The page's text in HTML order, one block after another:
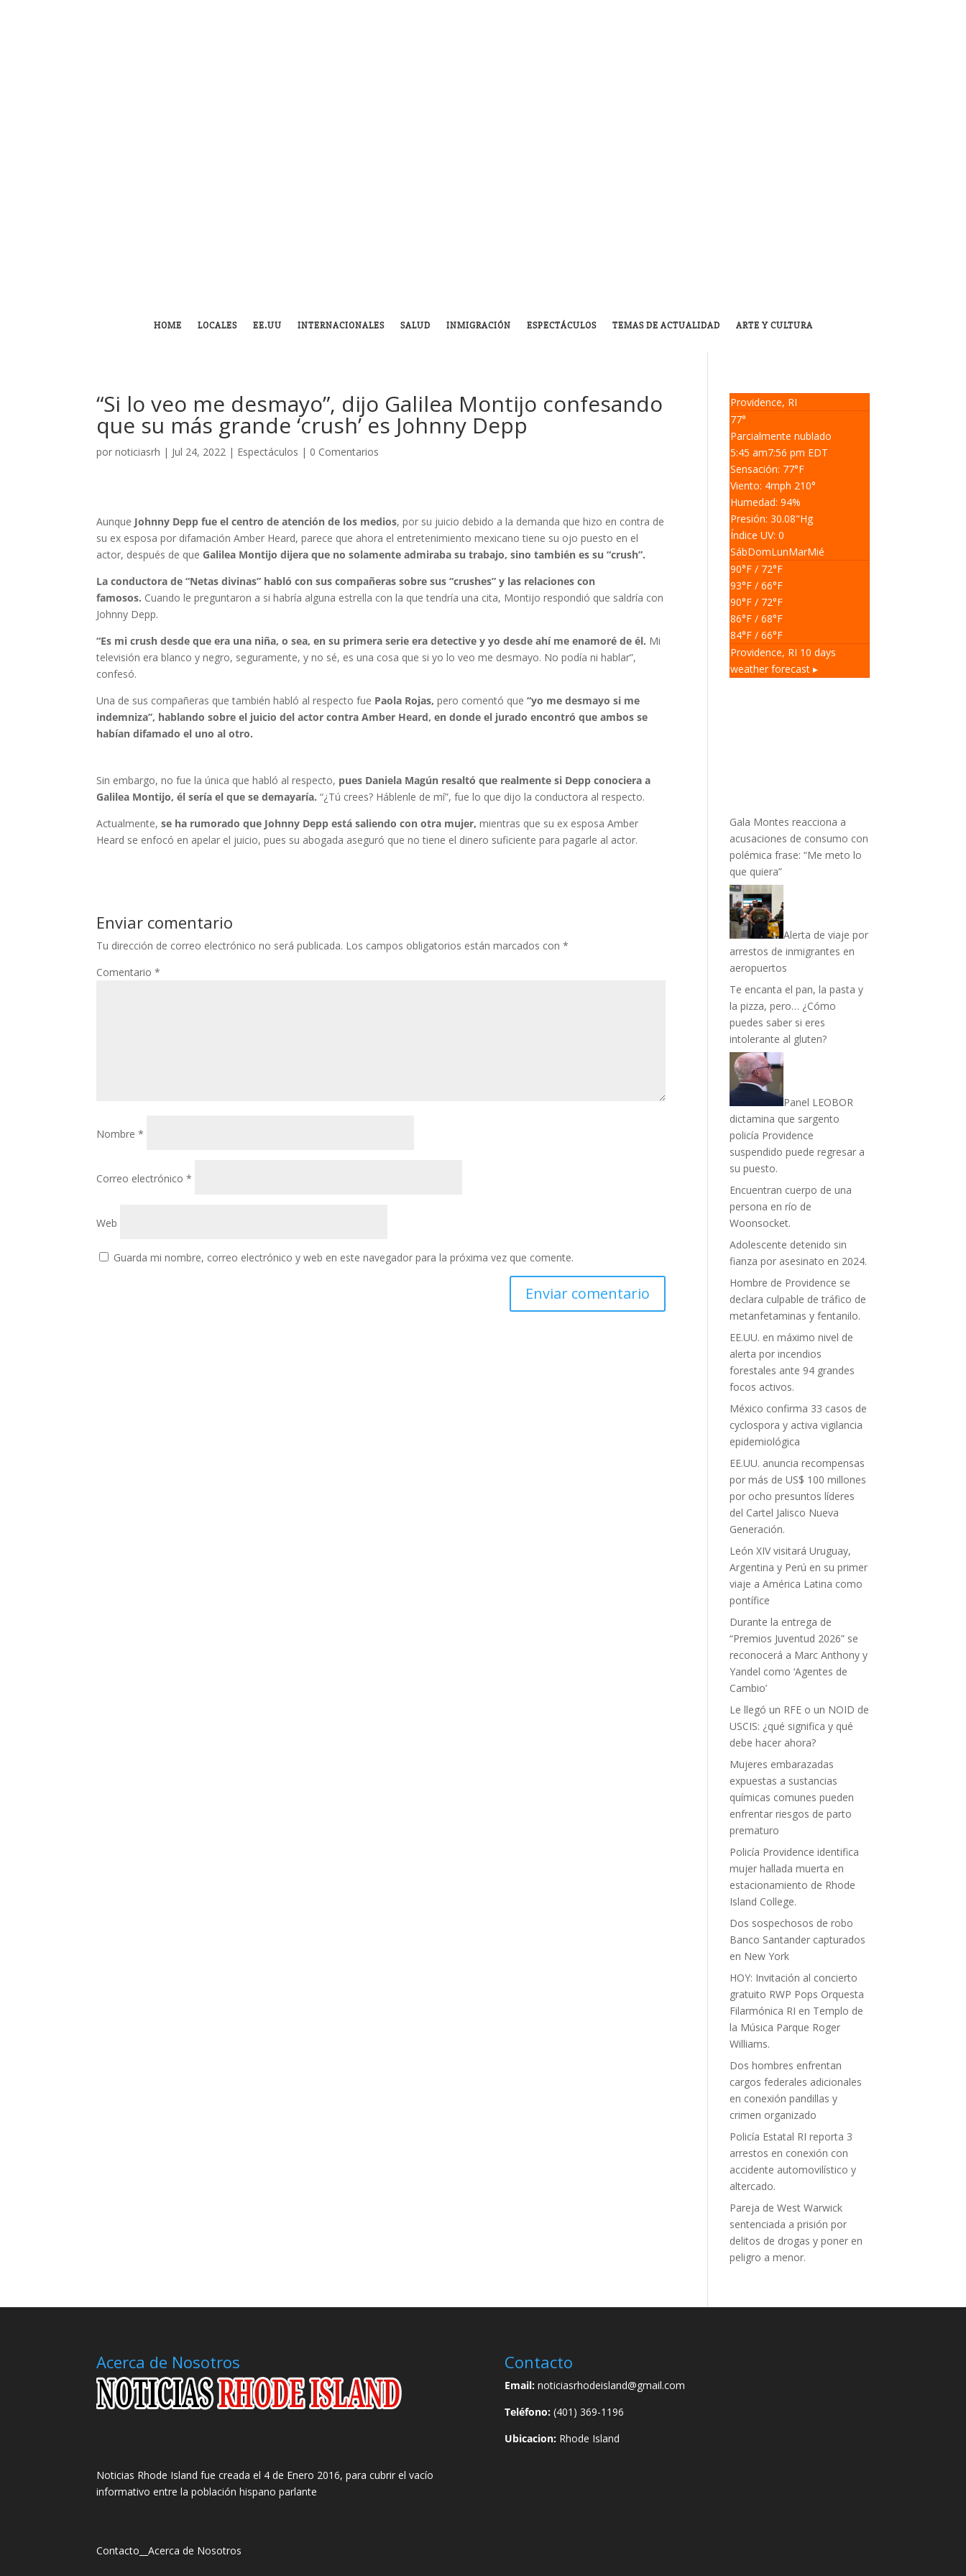
HOME LOCALES EE.UU INTERNACIONALES SALUD INMIGRACIÓN ESPECTÁCULOS TEMAS DE ACTUALIDAD ARTE Y CULTURA
“Si lo veo me desmayo”, dijo Galilea Montijo confesando
que su más grande ‘crush’ es Johnny Depp
pornoticiasrh | Jul 24, 2022 | Espectáculos | 0 Comentarios
Aunque Johnny Depp fue el centro de atención de los medios, por su juicio debido a la demanda que hizo en contra de
su ex esposa por difamación Amber Heard, parece que ahora el entretenimiento mexicano tiene su ojo puesto en el
actor, después de que Galilea Montijo dijera que no solamente admiraba su trabajo, sino también es su “crush”.
La conductora de “Netas divinas” habló con sus compañeras sobre sus “crushes” y las relaciones con
famosos. Cuando le preguntaron a si habría alguna estrella con la que tendría una cita, Montijo respondió que saldría con
Johnny Depp.
“Es mi crush desde que era una niña, o sea, en su primera serie era detective y yo desde ahí me enamoré de él. Mi
televisión era blanco y negro, seguramente, y no sé, es una cosa que si yo lo veo me desmayo. No podía ni hablar”,
confesó.
Una de sus compañeras que también habló al respecto fue Paola Rojas, pero comentó que“yo me desmayo si me
indemniza”, hablando sobre el juicio del actor contra Amber Heard, en donde el jurado encontró que ambos se
habían difamado el uno al otro.
Sin embargo, no fue la única que habló al respecto, pues Daniela Magún resaltó que realmente si Depp conociera a
Galilea Montijo, él sería el que se demayaría.“¿Tú crees? Háblenle de mí”, fue lo que dijo la conductora al respecto.
Actualmente,se ha rumorado que Johnny Depp está saliendo con otra mujer, mientras que su ex esposa Amber
Heard se enfocó en apelar el juicio, pues su abogada aseguró que no tiene el dinero suficiente para pagarle al actor.
Enviar comentario
Tu dirección de correo electrónico no será publicada. Los campos obligatorios están marcados con*
Comentario*
Nombre*
Correo electrónico*
Web
Guarda mi nombre, correo electrónico y web en este navegador para la próxima vez que comente.
Providence, RI
77°
Parcialmente nublado
5:45 am7:56 pm EDT
Sensación: 77°F
Viento: 4mph 210°
Humedad: 94%
Presión: 30.08"Hg
Índice UV: 0
SábDomLunMarMié
90°F / 72°F
93°F / 66°F
90°F / 72°F
86°F / 68°F
84°F / 66°F
Providence, RI 10 days
weather forecast ▸
Gala Montes reacciona a
acusaciones de consumo con
polémica frase: “Me meto lo
que quiera”
Alerta de viaje por
arrestos de inmigrantes en
aeropuertos
Te encanta el pan, la pasta y
la pizza, pero… ¿Cómo
puedes saber si eres
intolerante al gluten?
Panel LEOBOR
dictamina que sargento
policía Providence
suspendido puede regresar a
su puesto.
Encuentran cuerpo de una
persona en río de
Woonsocket.
Adolescente detenido sin
fianza por asesinato en 2024.
Hombre de Providence se
declara culpable de tráfico de
metanfetaminas y fentanilo.
EE.UU. en máximo nivel de
alerta por incendios
forestales ante 94 grandes
focos activos.
México confirma 33 casos de
cyclospora y activa vigilancia
epidemiológica
EE.UU. anuncia recompensas
por más de US$ 100 millones
por ocho presuntos líderes
del Cartel Jalisco Nueva
Generación.
León XIV visitará Uruguay,
Argentina y Perú en su primer
viaje a América Latina como
pontífice
Durante la entrega de
“Premios Juventud 2026” se
reconocerá a Marc Anthony y
Yandel como ‘Agentes de
Cambio’
Le llegó un RFE o un NOID de
USCIS: ¿qué significa y qué
debe hacer ahora?
Mujeres embarazadas
expuestas a sustancias
químicas comunes pueden
enfrentar riesgos de parto
prematuro
Policía Providence identifica
mujer hallada muerta en
estacionamiento de Rhode
Island College.
Dos sospechosos de robo
Banco Santander capturados
en New York
HOY: Invitación al concierto
gratuito RWP Pops Orquesta
Filarmónica RI en Templo de
la Música Parque Roger
Williams.
Dos hombres enfrentan
cargos federales adicionales
en conexión pandillas y
crimen organizado
Policía Estatal RI reporta 3
arrestos en conexión con
accidente automovilístico y
altercado.
Pareja de West Warwick
sentenciada a prisión por
delitos de drogas y poner en
peligro a menor.
Acerca de Nosotros
Noticias Rhode Island fue creada el 4 de Enero 2016, para cubrir el vacío
informativo entre la población hispano parlante
Contacto __Acerca de Nosotros
Contacto
Email:noticiasrhodeisland@gmail.com
Teléfono:(401) 369-1196
Ubicacion:Rhode Island